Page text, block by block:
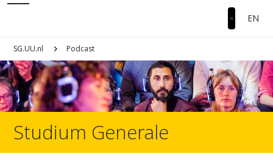
EN
SG.UU.nl Podcast
Studium Generale